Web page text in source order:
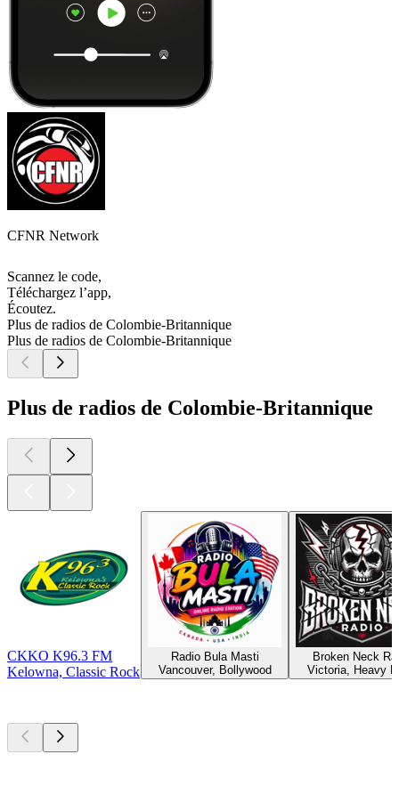
CFNR Network
Scannez le code,
Téléchargez l’app,
Écoutez.
Plus de radios de Colombie-Britannique
Plus de radios de Colombie-Britannique
Plus de radios de Colombie-Britannique
CKKO K96.3 FM
Kelowna, Classic Rock
Radio Bula Masti
Vancouver, Bollywood
Broken Neck
Victoria, Heavy